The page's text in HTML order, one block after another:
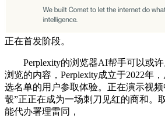
正在首发阶段。
Perplexity的浏览器AI帮手可以或许
浏览的内容，Perplexity成立于2022年
选名单的用户参取体验。正在演示视
彀”正正在成为一场刺刀见红的商和。
能代办署理雷同，